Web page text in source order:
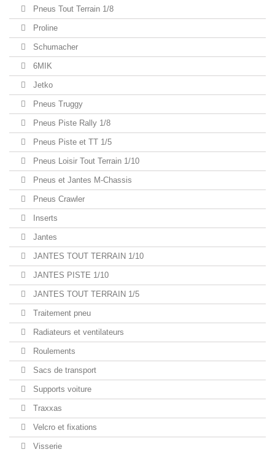
Pneus Tout Terrain 1/8
Proline
Schumacher
6MIK
Jetko
Pneus Truggy
Pneus Piste Rally 1/8
Pneus Piste et TT 1/5
Pneus Loisir Tout Terrain 1/10
Pneus et Jantes M-Chassis
Pneus Crawler
Inserts
Jantes
JANTES TOUT TERRAIN 1/10
JANTES PISTE 1/10
JANTES TOUT TERRAIN 1/5
Traitement pneu
Radiateurs et ventilateurs
Roulements
Sacs de transport
Supports voiture
Traxxas
Velcro et fixations
Visserie